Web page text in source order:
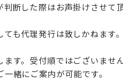
断した際はお声掛けさせて
も代理発行は致しかねます
す。受付順ではございませ
緒にご案内が可能です。